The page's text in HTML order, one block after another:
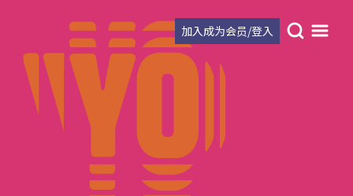
加入成为会员/登入